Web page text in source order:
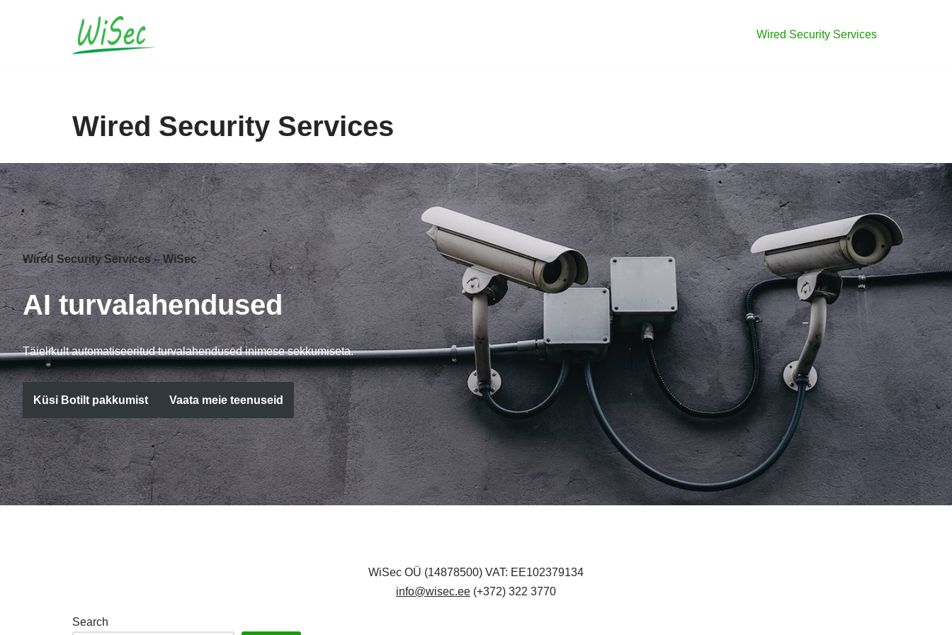
Wired Security Services
Wired Security Services
Wired Security Services – WiSec
AI turvalahendused
Täielikult automatiseeritud turvalahendused inimese sekkumiseta.
Küsi Botilt pakkumist Vaata meie teenuseid
WiSec OÜ (14878500) VAT: EE102379134
info@wisec.ee (+372) 322 3770
Search